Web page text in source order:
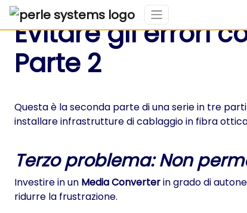
Evitare gli errori
Parte 2
Questa è la seconda parte di una serie in tre
installare infrastrutture di cablaggio in fibra
Terzo problema: Non
Investire in un Media Converterin grado di
ridurre la frustrazione.